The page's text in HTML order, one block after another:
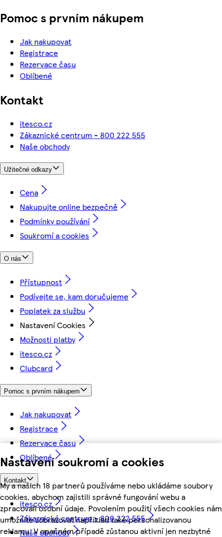
Nastavení soukromí a cookies
My a našich 18 partnerů používáme nebo ukládáme soubory
cookies, abychom zajistili správné fungování webu a
zpracovali osobní údaje. Povolením použití všech cookies nám
umožníte zobrazovat například také personalizovanou
reklamu. V opačném případě zůstanou aktivní jen nezbytné
Pomoc s prvním nákupem
Jak nakupovat
Registrace
Rezervace času
Oblíbené
Kontakt
itesco.cz
Zákaznické centrum - 800 222 555
Naše obchody
Užitečné odkazy
Cena
Nakupujte online bezpečně
Podmínky používání
Soukromí a cookies
O nás
Přístupnost
Podívejte se, kam doručujeme
Poplatek za službu
Nastavení Cookies
Možnosti platby
itesco.cz
Clubcard
Pomoc s prvním nákupem
Jak nakupovat
Registrace
Rezervace času
Oblíbené
Kontakt
itesco.cz
Zákaznické centrum - 800 222 555
Naše obchody